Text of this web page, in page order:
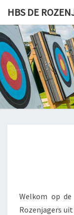
HBS DE
Welkom op
Rozenjagers